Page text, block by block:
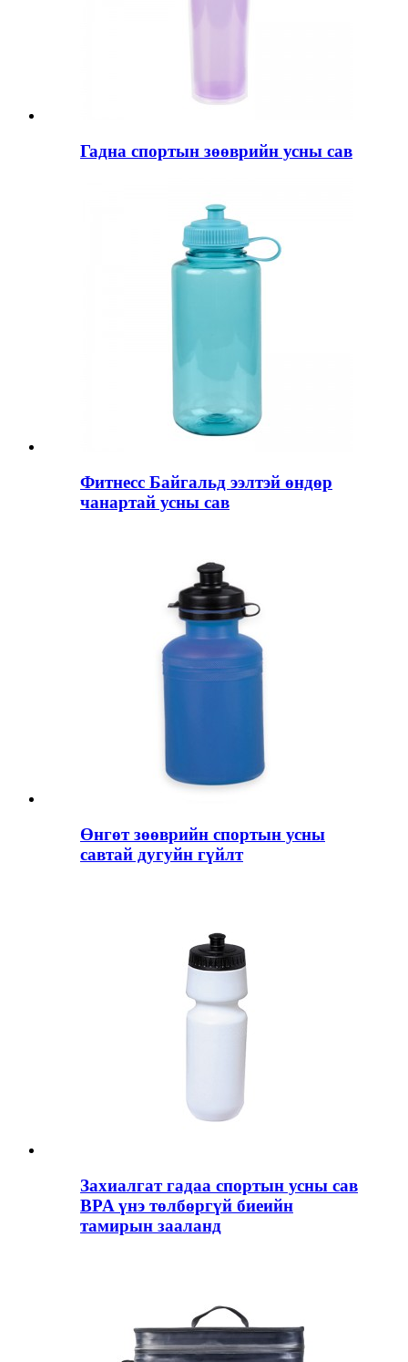
Гадна спортын зөөврийн усны сав
Фитнесс Байгальд ээлтэй өндөр
чанартай усны сав
Өнгөт зөөврийн спортын усны
савтай дугуйн гүйлт
Захиалгат гадаа спортын усны сав
BPA үнэ төлбөргүй биеийн
тамирын зааланд